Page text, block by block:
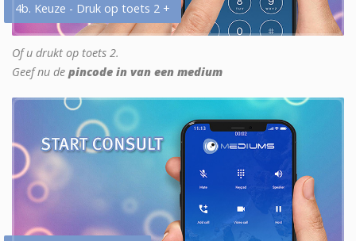
4b. Keuze - Druk op toets 2 +
Of u drukt op toets 2.
Geef nu de pincode in van een medium